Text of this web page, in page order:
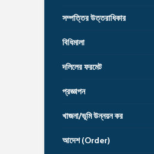
সম্পত্তির উত্তরাধিকার
বিধিমালা
দলিলের ফরমেট
প্রজ্ঞাপন
খাজনা/ভূমি উন্নয়ন কর
আদেশ (Order)